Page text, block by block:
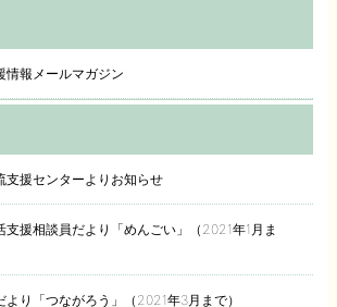
情報メールマガジン
支援センターよりお知らせ
支援相談員だより「めんごい」（2021年1月ま
より「つながろう」（2021年3月まで）